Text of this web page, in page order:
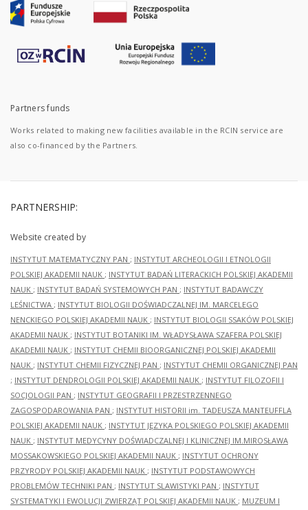
Partners funds
Works related to making new facilities available in the RCIN service are
also co-financed by the Partners.
PARTNERSHIP:
Website created by
INSTYTUT MATEMATYCZNY PAN ; INSTYTUT ARCHEOLOGII I ETNOLOGII
POLSKIEJ AKADEMII NAUK ; INSTYTUT BADAŃ LITERACKICH POLSKIEJ AKADEMII
NAUK ; INSTYTUT BADAŃ SYSTEMOWYCH PAN ; INSTYTUT BADAWCZY
LEŚNICTWA ; INSTYTUT BIOLOGII DOŚWIADCZALNEJ IM. MARCELEGO
NENCKIEGO POLSKIEJ AKADEMII NAUK ; INSTYTUT BIOLOGII SSAKÓW POLSKIEJ
AKADEMII NAUK ; INSTYTUT BOTANIKI IM. WŁADYSŁAWA SZAFERA POLSKIEJ
AKADEMII NAUK ; INSTYTUT CHEMII BIOORGANICZNEJ POLSKIEJ AKADEMII
NAUK ; INSTYTUT CHEMII FIZYCZNEJ PAN ; INSTYTUT CHEMII ORGANICZNEJ PAN
; INSTYTUT DENDROLOGII POLSKIEJ AKADEMII NAUK ; INSTYTUT FILOZOFII I
SOCJOLOGII PAN ; INSTYTUT GEOGRAFII I PRZESTRZENNEGO
ZAGOSPODAROWANIA PAN ; INSTYTUT HISTORII im. TADEUSZA MANTEUFFLA
POLSKIEJ AKADEMII NAUK ; INSTYTUT JĘZYKA POLSKIEGO POLSKIEJ AKADEMII
NAUK ; INSTYTUT MEDYCYNY DOŚWIADCZALNEJ I KLINICZNEJ IM.MIROSŁAWA
MOSSAKOWSKIEGO POLSKIEJ AKADEMII NAUK ; INSTYTUT OCHRONY
PRZYRODY POLSKIEJ AKADEMII NAUK ; INSTYTUT PODSTAWOWYCH
PROBLEMÓW TECHNIKI PAN ; INSTYTUT SLAWISTYKI PAN ; INSTYTUT
SYSTEMATYKI I EWOLUCJI ZWIERZĄT POLSKIEJ AKADEMII NAUK ; MUZEUM I